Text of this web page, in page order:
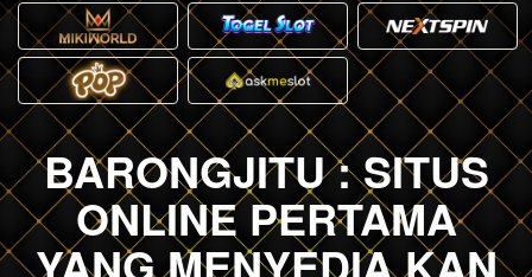
BARONGJITU : SITUS
ONLINE PERTAMA